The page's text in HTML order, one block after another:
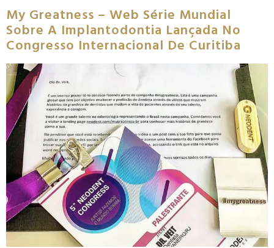
My Greatness – Web Série Mundial
Sobre A Implantodontia Lançada No
Congresso Internacional De Curitiba